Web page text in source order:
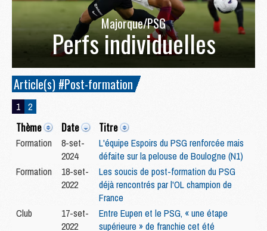
Majorque/PSG
Perfs individuelles
Article(s) #Post-formation
1 2
Thème Date Titre
Formation
8-set-
2024
L'équipe Espoirs du PSG renforcée mais
défaite sur la pelouse de Boulogne (N1)
Formation
18-set-
2022
Les soucis de post-formation du PSG
déjà rencontrés par l'OL champion de
France
Club
17-set-
2022
Entre Eupen et le PSG, « une étape
supérieure » de franchie cet été